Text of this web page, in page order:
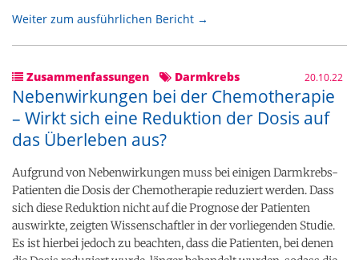
Weiter zum ausführlichen Bericht →
Zusammenfassungen Darmkrebs 20.10.22
Nebenwirkungen bei der Chemotherapie
– Wirkt sich eine Reduktion der Dosis auf
das Überleben aus?
Aufgrund von Nebenwirkungen muss bei einigen Darmkrebs-
Patienten die Dosis der Chemotherapie reduziert werden. Dass
sich diese Reduktion nicht auf die Prognose der Patienten
auswirkte, zeigten Wissenschaftler in der vorliegenden Studie.
Es ist hierbei jedoch zu beachten, dass die Patienten, bei denen